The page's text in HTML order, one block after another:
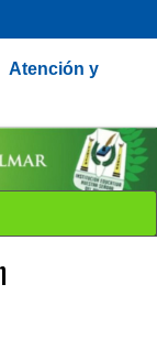
Atención y